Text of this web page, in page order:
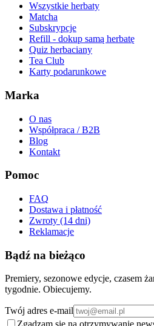
Wszystkie herbaty
Matcha
Subskrypcje
Refill - dokup samą herbatę
Quiz herbaciany
Tea Club
Karty podarunkowe
Marka
O nas
Współpraca / B2B
Blog
Kontakt
Pomoc
FAQ
Dostawa i płatność
Zwroty (14 dni)
Reklamacje
Bądź na bieżąco
Premiery, sezonowe edycje, czasem
tygodnie. Obiecujemy.
Twój adres e-mail